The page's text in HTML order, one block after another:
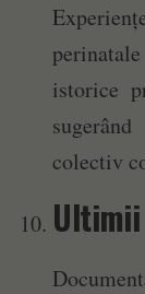
istorice
colectiv